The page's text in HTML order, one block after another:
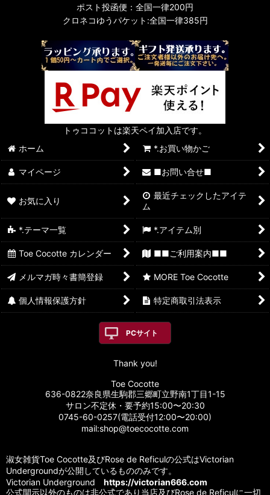
ポスト投函便：全国一律200円
クロネコゆうパケット:全国一律385円
トゥココットは楽天ペイ加入店です。
ホーム
*.お買い物かご
マイページ ■お問い合せ■
お気に入り
最近チェックしたアイテ
ム
*.テーマ一覧 *.アイテム別
Toe Cocotte カレンダー ■■ご利用案内■■
メルマガ時々書簡登録 MORE Toe Cocotte
個人情報保護方針 特定商取引法表示
PCサイト
Thank you!
Toe Cocotte
636-0822奈良県生駒郡三郷町立野南1丁目1-15
サロン不定休・要予約15:00〜20:30
0745-60-0257(電話受付12:00〜20:00)
mail:shop@toecocotte.com
淑女雑貨Toe Cocotte及びRose de Reficulの公式はVictorian
Undergroundが公開しているもののみです。
Victorian Underground https://victorian666.com
公式開示以外のものは非公式であり当店及びRose de Reficulに一切